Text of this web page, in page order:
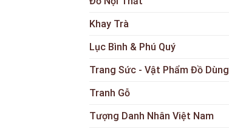
Khay Trà
Lục Bình & Phú Quý
Trang Sức - Vật Phẩm Đồ Dùng
Tranh Gỗ
Tượng Danh Nhân Việt Nam